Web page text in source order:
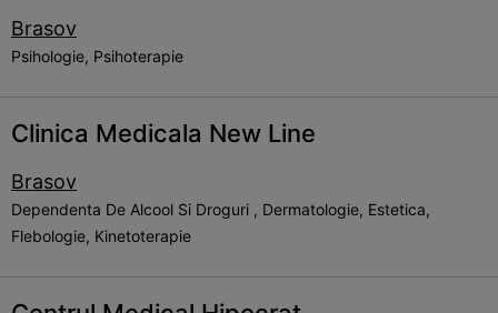
Brasov
Psihologie, Psihoterapie
Clinica Medicala New Line
Brasov
Dependenta De Alcool Si Droguri , Dermatologie, Estetica,
Flebologie, Kinetoterapie